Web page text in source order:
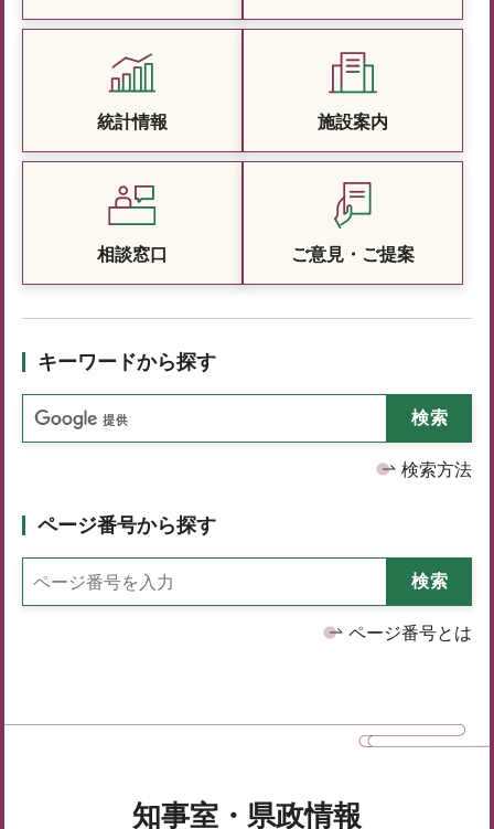
統計情報 施設案内
相談窓口 ご意見・ご提案
キーワードから探す
検索方法
ページ番号から探す
ページ番号とは
知事室・県政情報